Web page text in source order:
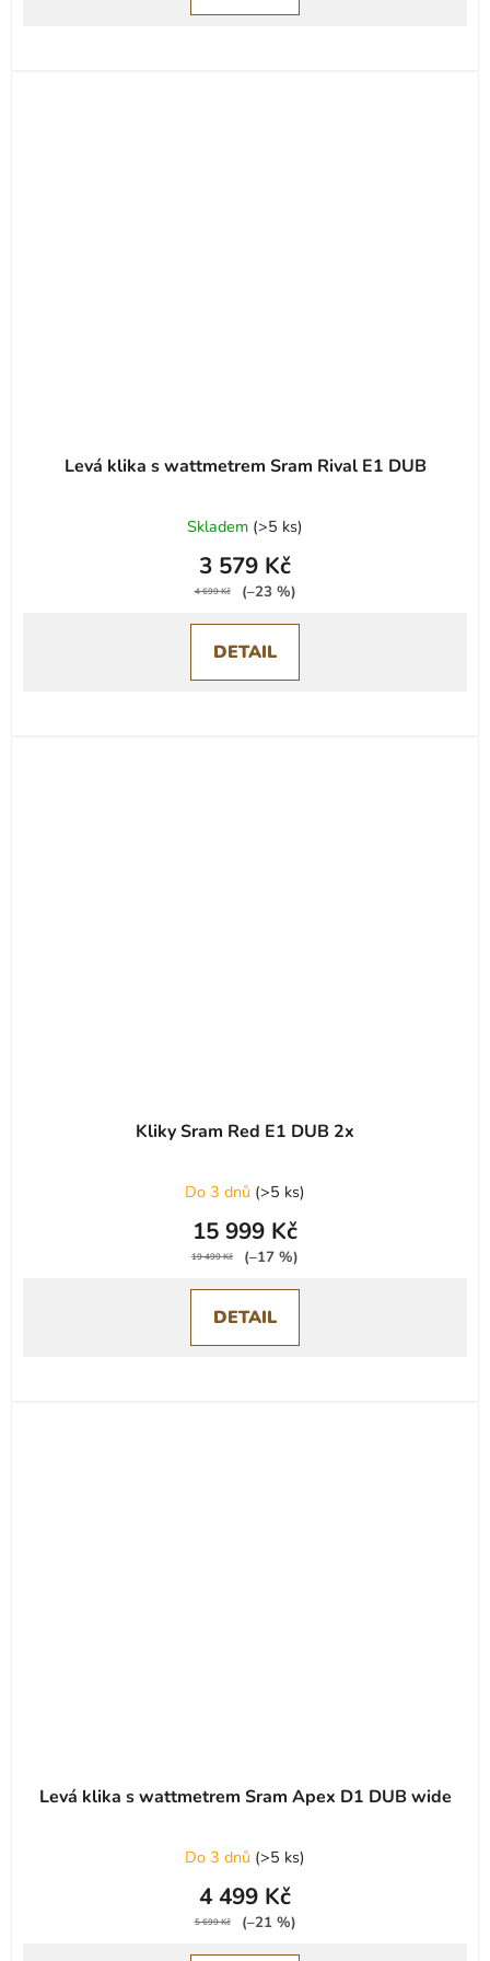
Levá klika s wattmetrem Sram Rival E1 DUB
Skladem (>5 ks)
3 579 Kč
4 699 Kč (–23 %)
DETAIL
Kliky Sram Red E1 DUB 2x
Do 3 dnů (>5 ks)
15 999 Kč
19 499 Kč (–17 %)
DETAIL
Levá klika s wattmetrem Sram Apex D1 DUB wide
Do 3 dnů (>5 ks)
4 499 Kč
5 699 Kč (–21 %)